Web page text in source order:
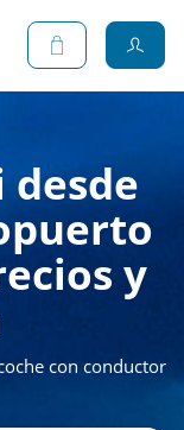
desde
y
con conductor